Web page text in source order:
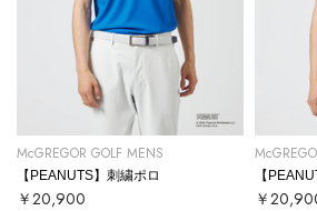
McGREGOR GOLF MENS
【PEANUTS】刺繍ポロ
￥20,900
【
￥